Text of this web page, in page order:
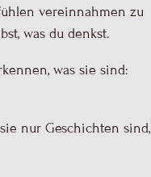
vereinnahmen zu
was du denkst.
was sie sind:
nur Geschichten sind,